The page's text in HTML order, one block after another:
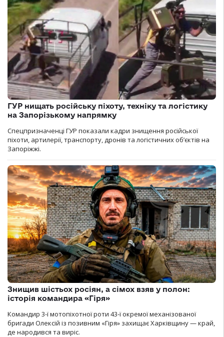
ГУР нищать російську піхоту, техніку та логістику
на Запорізькому напрямку
Спецпризначенці ГУР показали кадри знищення російської
піхоти, артилерії, транспорту, дронів та логістичних об’єктів на
Запоріжжі.
Знищив шістьох росіян, а сімох взяв у полон:
історія командира «Гіря»
Командир 3-ї мотопіхотної роти 43-ї окремої механізованої
бригади Олексій із позивним «Гіря» захищає Харківщину — край,
де народився та виріс.